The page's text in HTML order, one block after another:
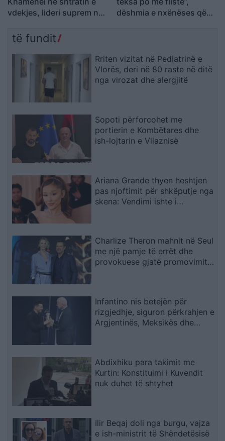
vdekjes, lideri suprem në
shëndetësore
dëshmia e nxënëses që
të fundit
Rriten vizitat në Pediatrinë e
Vlorës, deri në 80 raste në ditë
nga virozat dhe alergjitë
Sopoti përforcohet me
portierin e Kombëtares dhe
ish-lojtarin e Vllaznisë
Ariana Grande thyen heshtjen
pas njoftimit për shkëputje nga
skena: Vendimi ishte i
Charlize Theron mahnit në Seul
me një pamje të errët dhe
provokuese gjatë promovimit
Infantino nis betejën për
rizgjedhje, siguron përkrahjen e
Argjentinës, Meksikës dhe
Abdixhiku para takimit me
Kurtin: Konstituimi i Kuvendit
nuk duhet të shtyhet
Ilir Beqaj doli nga burgu, vajza
e ish-ministrit të Shëndetësisë